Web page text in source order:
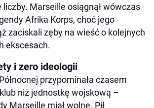
Marseille osiągnął wówczas
Afrika Korps, choć jego
zaciskali zęby na wieść o kolejnych
ekscesach.
i zero ideologii
przypominała czasem
niż jednostkę wojskową –
Marseille miał wolne. Pił